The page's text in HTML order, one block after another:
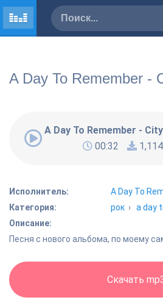
A Day To Remember -
A Day To Remember - City
00:32
1,114
Исполнитель:
A Day To
Категория:
рок ›a day
Описание:
Песня с нового альбома, по моему
Скачать